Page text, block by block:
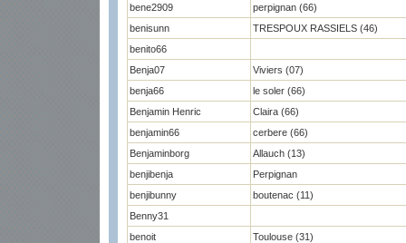
bene2909
perpignan (66)
benisunn
TRESPOUX RASSIELS (46)
benito66
Benja07
Viviers (07)
benja66
le soler (66)
Benjamin Henric
Claira (66)
benjamin66
cerbere (66)
Benjaminborg
Allauch (13)
benjibenja
Perpignan
benjibunny
boutenac (11)
Benny31
benoit
Toulouse (31)